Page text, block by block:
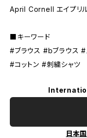
April Cornell エイプリ
■キーワード
#ブラウス #bブラウス
#コットン #刺繍シャツ
日本